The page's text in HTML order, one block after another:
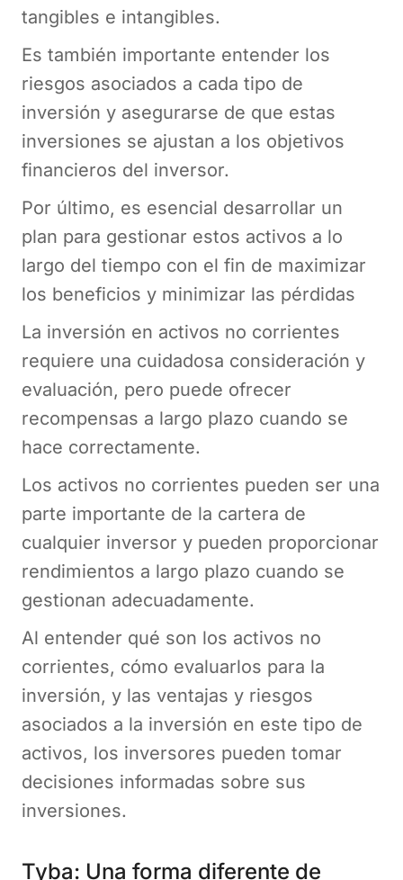
tangibles e intangibles.
Es también importante entender los
riesgos asociados a cada tipo de
inversión y asegurarse de que estas
inversiones se ajustan a los objetivos
financieros del inversor.
Por último, es esencial desarrollar un
plan para gestionar estos activos a lo
largo del tiempo con el fin de maximizar
los beneficios y minimizar las pérdidas
La inversión en activos no corrientes
requiere una cuidadosa consideración y
evaluación, pero puede ofrecer
recompensas a largo plazo cuando se
hace correctamente.
Los activos no corrientes pueden ser una
parte importante de la cartera de
cualquier inversor y pueden proporcionar
rendimientos a largo plazo cuando se
gestionan adecuadamente.
Al entender qué son los activos no
corrientes, cómo evaluarlos para la
inversión, y las ventajas y riesgos
asociados a la inversión en este tipo de
activos, los inversores pueden tomar
decisiones informadas sobre sus
inversiones.
Tyba: Una forma diferente de